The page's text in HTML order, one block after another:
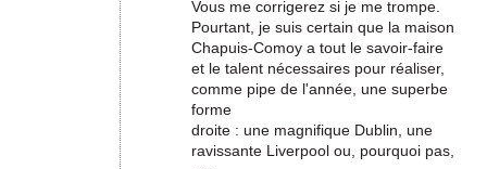
Vous me corrigerez si je me trompe.
Pourtant, je suis certain que la maison
Chapuis-Comoy a tout le savoir-faire
et le talent nécessaires pour réaliser,
comme pipe de l'année, une superbe
forme
droite : une magnifique Dublin, une
ravissante Liverpool ou, pourquoi pas,